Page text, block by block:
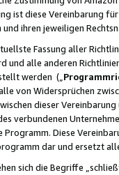
ist diese Vereinbarung
ihren jeweiligen
Fassung aller
und alle anderen
werden („
von Widersprüchen
dieser
verbundenen
Diese
dar und ersetzt
sich die Begriffe